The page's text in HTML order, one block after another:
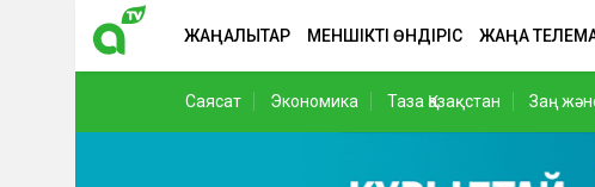
ЖАҢАЛЫҚТАР МЕНШІКТІ ӨНДІРІС ЖАҢА
Саясат Экономика Таза Қазақстан Заң